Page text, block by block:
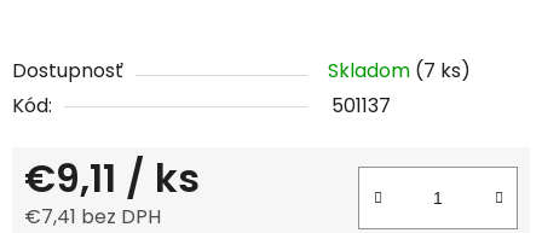
Dostupnosť Skladom (7 ks)
Kód:
501137
€9,11 / ks
€7,41 bez DPH